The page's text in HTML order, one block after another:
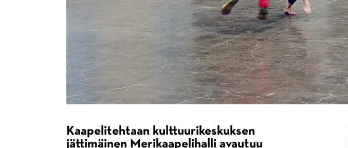
Kaapelitehtaan kulttuurikeskuksen
jättimäinen Merikaapelihalli avautuu